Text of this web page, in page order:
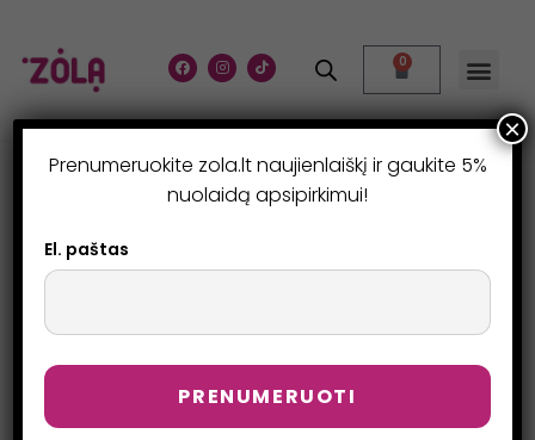
0
EXPRESS ŠEPETĖLIŲ
VALIKLIS
Prenumeruokite zola.lt naujienlaiškį ir gaukite 5%
nuolaidą apsipirkimui!
El. paštas
×